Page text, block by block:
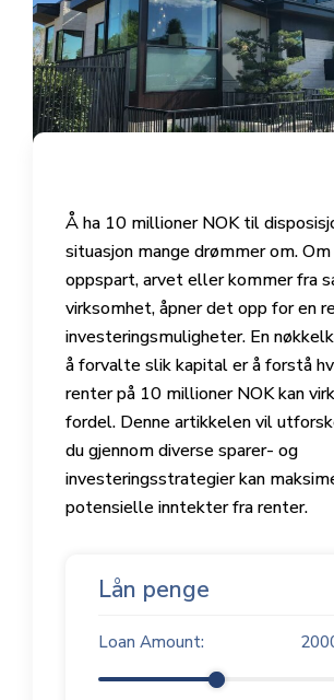
Å ha 10 millioner NOK til
situasjon mange drømmer om.
oppspart, arvet eller kommer fra
virksomhet, åpner det opp for en
investeringsmuligheter. En
å forvalte slik kapital er å forstå
renter på 10 millioner NOK kan
fordel. Denne artikkelen vil
du gjennom diverse sparer- og
investeringsstrategier kan
potensielle inntekter fra renter.
Lån penge
Loan Amount: